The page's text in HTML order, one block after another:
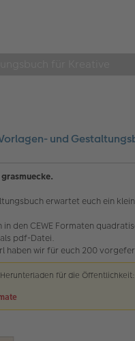
und
erwartet euch ein
den CEWE Formaten
pdf-Datei.
haben wir für euch 200
für die Öffentlichkeit: